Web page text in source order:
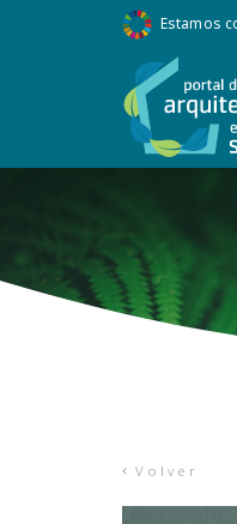
Estamos
Volver